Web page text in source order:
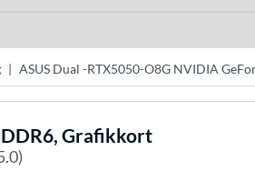
ASUS Dual -RTX5050-O8G NVIDIA
Grafikkort